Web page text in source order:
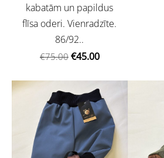
kabatām un papildus
flīsa oderi. Vienradzīte.
86/92..
€75.00 €45.00